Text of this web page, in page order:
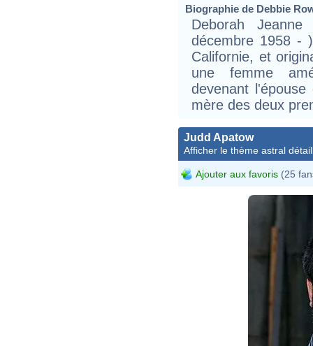
Biographie de Debbie
Deborah
décembre 1958 -
Californie, et
une femme
devenant
mère des deux
Judd Apatow
Afficher le thème astral
Ajouter aux favoris (25